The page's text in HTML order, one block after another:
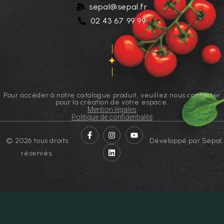
Espace client
sepal@sepal.fr
02 43 67 99 99
Pour accéder à notre catalogue produit, veuillez nous contacter
pour la création de votre espace.
Mention légales
Politique de confidentialité
© 2026 tous droits
réservés.
Développé par Sepal.